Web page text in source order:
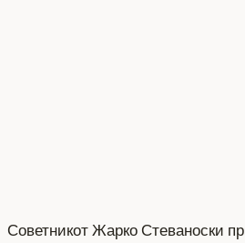
Советникот Жарко Стеваноски